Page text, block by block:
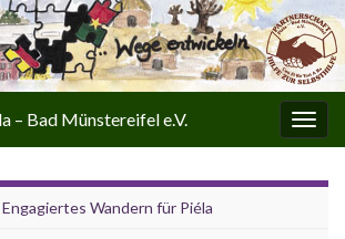
– Bad Münstereifel e.V.
Engagiertes Wandern für Piéla